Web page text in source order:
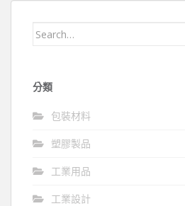
Search
分類
包裝材料
塑膠製品
工業用品
工業設計